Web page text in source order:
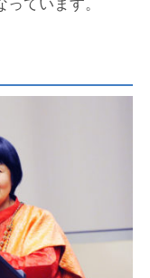
ています。